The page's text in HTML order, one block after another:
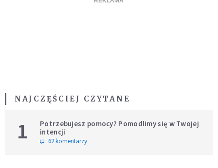
NAJCZĘŚCIEJ CZYTANE
1
Potrzebujesz pomocy? Pomodlimy się w Twojej
intencji
62 komentarzy